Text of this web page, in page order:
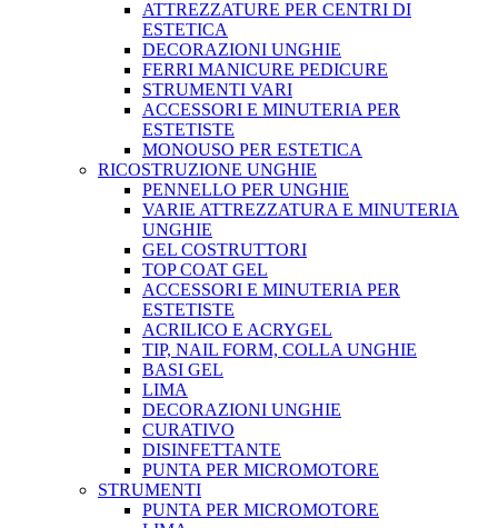
ATTREZZATURE PER CENTRI DI
ESTETICA
DECORAZIONI UNGHIE
FERRI MANICURE PEDICURE
STRUMENTI VARI
ACCESSORI E MINUTERIA PER
ESTETISTE
MONOUSO PER ESTETICA
RICOSTRUZIONE UNGHIE
PENNELLO PER UNGHIE
VARIE ATTREZZATURA E MINUTERIA
UNGHIE
GEL COSTRUTTORI
TOP COAT GEL
ACCESSORI E MINUTERIA PER
ESTETISTE
ACRILICO E ACRYGEL
TIP, NAIL FORM, COLLA UNGHIE
BASI GEL
LIMA
DECORAZIONI UNGHIE
CURATIVO
DISINFETTANTE
PUNTA PER MICROMOTORE
STRUMENTI
PUNTA PER MICROMOTORE